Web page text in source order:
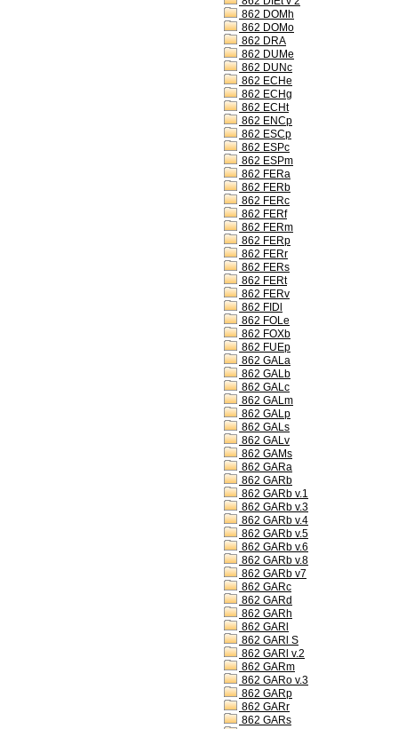
862 DOMh
862 DOMo
862 DRA
862 DUMe
862 DUNc
862 ECHe
862 ECHg
862 ECHt
862 ENCp
862 ESCp
862 ESPc
862 ESPm
862 FERa
862 FERb
862 FERc
862 FERf
862 FERm
862 FERp
862 FERr
862 FERs
862 FERt
862 FERv
862 FIDl
862 FOLe
862 FOXb
862 FUEp
862 GALa
862 GALb
862 GALc
862 GALm
862 GALp
862 GALs
862 GALv
862 GAMs
862 GARa
862 GARb
862 GARb v.1
862 GARb v.3
862 GARb v.4
862 GARb v.5
862 GARb v.6
862 GARb v.8
862 GARb v7
862 GARc
862 GARd
862 GARh
862 GARl
862 GARl S
862 GARl v.2
862 GARm
862 GARo v.3
862 GARp
862 GARr
862 GARs